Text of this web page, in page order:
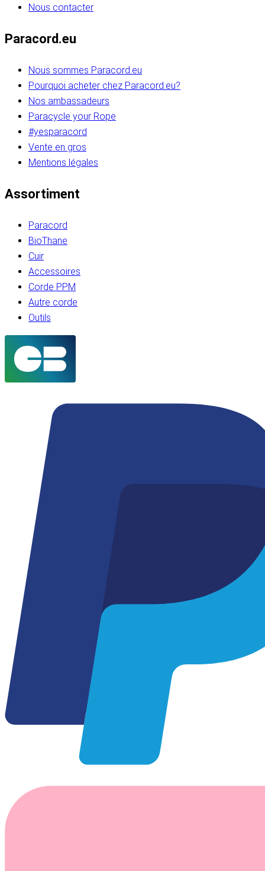
Nous contacter
Paracord.eu
Nous sommes Paracord.eu
Pourquoi acheter chez Paracord.eu?
Nos ambassadeurs
Paracycle your Rope
#yesparacord
Vente en gros
Mentions légales
Assortiment
Paracord
BioThane
Cuir
Accessoires
Corde PPM
Autre corde
Outils